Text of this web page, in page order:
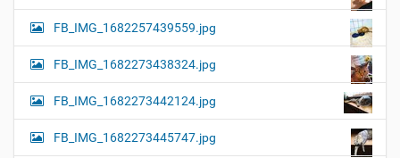
FB_IMG_1682257439559.jpg
FB_IMG_1682273438324.jpg
FB_IMG_1682273442124.jpg
FB_IMG_1682273445747.jpg